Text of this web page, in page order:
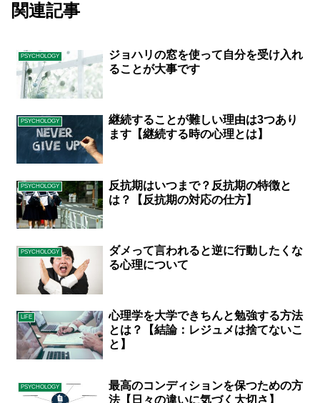
関連記事
PSYCHOLOGY
ジョハリの窓を使って自分を受け入れ
ることが大事です
PSYCHOLOGY
継続することが難しい理由は3つあり
ます【継続する時の心理とは】
PSYCHOLOGY
反抗期はいつまで？反抗期の特徴と
は？【反抗期の対応の仕方】
PSYCHOLOGY
ダメって言われると逆に行動したくな
る心理について
LIFE
心理学を大学できちんと勉強する方法
とは？【結論：レジュメは捨てないこ
と】
PSYCHOLOGY
最高のコンディションを保つための方
法【日々の違いに気づく大切さ】